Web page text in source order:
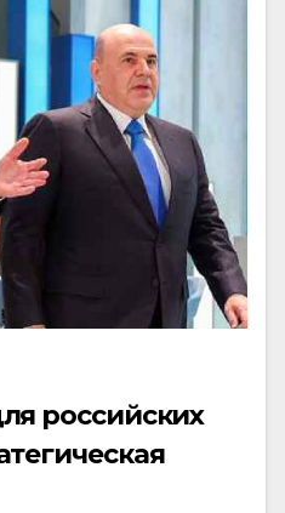
российских